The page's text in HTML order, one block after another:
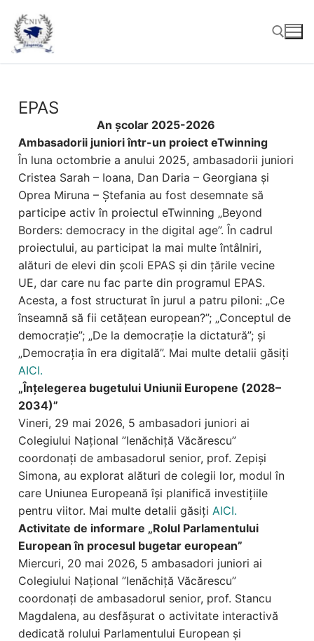
EPAS
An școlar 2025-2026
Ambasadorii juniori într-un proiect eTwinning
În luna octombrie a anului 2025, ambasadorii juniori
Cristea Sarah – Ioana, Dan Daria – Georgiana și
Oprea Miruna – Ștefania au fost desemnate să
participe activ în proiectul eTwinning „Beyond
Borders: democracy in the digital age”. În cadrul
proiectului, au participat la mai multe întâlniri,
alături de elevi din școli EPAS și din țările vecine
UE, dar care nu fac parte din programul EPAS.
Acesta, a fost structurat în jurul a patru piloni: „Ce
înseamnă să fii cetățean european?”; „Conceptul de
democrație”; „De la democrație la dictatură”; și
„Democrația în era digitală”. Mai multe detalii găsiți
AICI.
„Înțelegerea bugetului Uniunii Europene (2028–
2034)”
Vineri, 29 mai 2026, 5 ambasadori juniori ai
Colegiului Național ”Ienăchiță Văcărescu”
coordonați de ambasadorul senior, prof. Zepiși
Simona, au explorat alături de colegii lor, modul în
care Uniunea Europeană își planifică investițiile
pentru viitor. Mai multe detalii găsiți AICI.
Activitate de informare „Rolul Parlamentului
European în procesul bugetar european”
Miercuri, 20 mai 2026, 5 ambasadori juniori ai
Colegiului Național ”Ienăchiță Văcărescu”
coordonați de ambasadorul senior, prof. Stancu
Magdalena, au desfășurat o activitate interactivă
dedicată rolului Parlamentului European și